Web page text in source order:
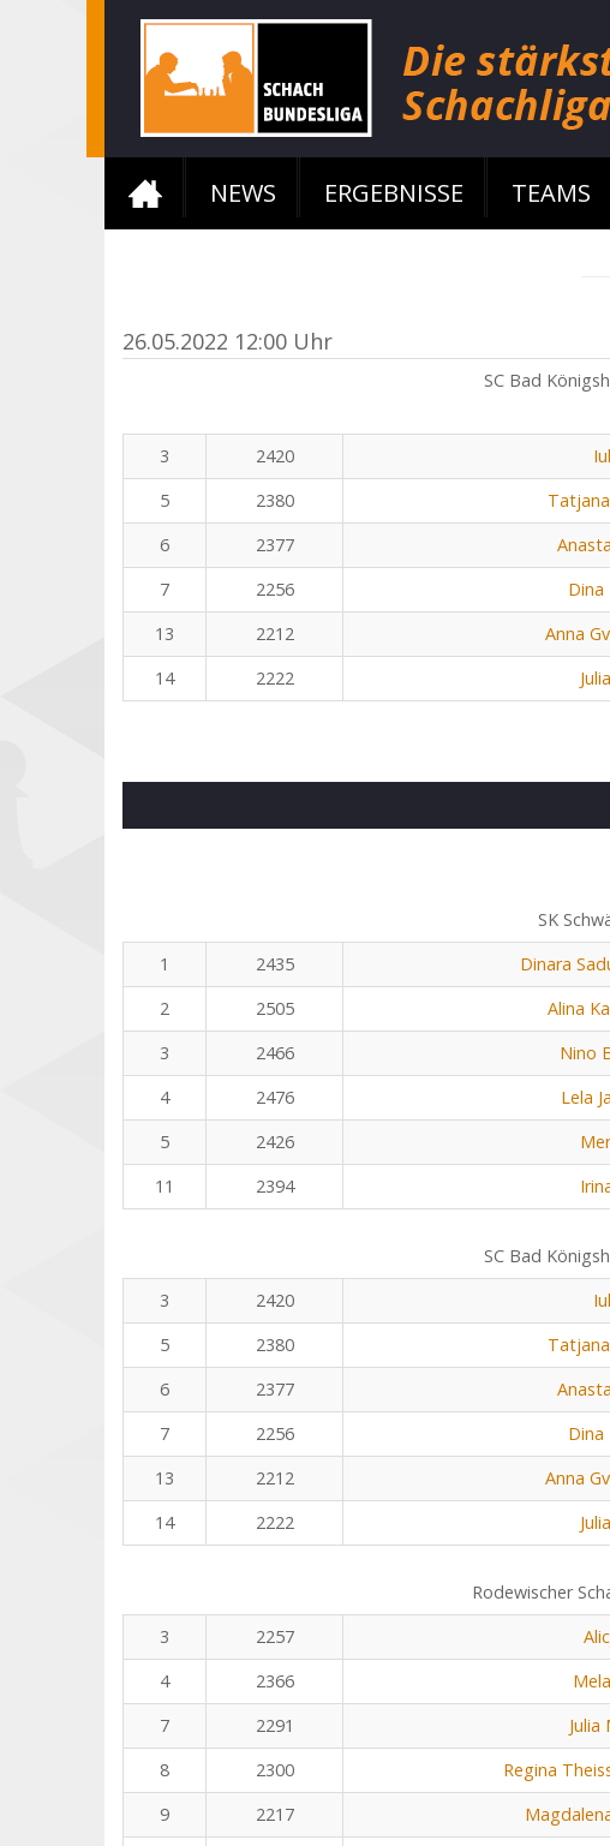
NEWS ERGEBNISSE TEAMS
26.05.2022 12:00 Uhr
SC Bad
3 2420
5
2380
6
2377
7
2256 Dina
13
2212 Anna
14
2222
SK
1
2435 Dinara
2
2505 Alina
3
2466 Nino
4
2476 Lela
5
2426
11
2394
SC Bad
3
2420
5
2380
6
2377
7
2256 Dina
13
2212 Anna
14
2222
Rodewischer
3
2257
4
2366
7
2291 Julia
8
2300 Regina
9
2217